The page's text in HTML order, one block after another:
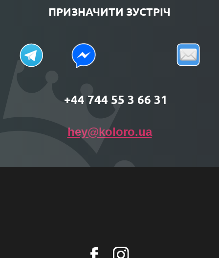
ПРИЗНАЧИТИ ЗУСТРІЧ
+44 744 55 3 66 31
hey@koloro.ua